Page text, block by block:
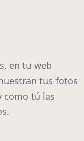
en tu web
tus fotos
como tú las